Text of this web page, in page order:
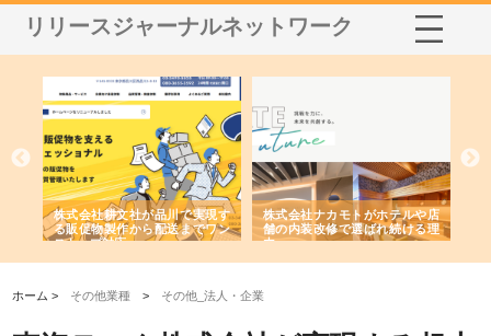
リリースジャーナルネットワーク
株式会社耕文社が品川で実現す
る販促物製作から配送までワン
ストップ対応
株式会社ナカモトがホテルや店
舗の内装改修で選ばれ続ける理
由
ホーム > その他業種 > その他_法人・企業